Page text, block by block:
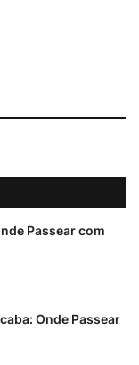
Passear com
Onde Passear